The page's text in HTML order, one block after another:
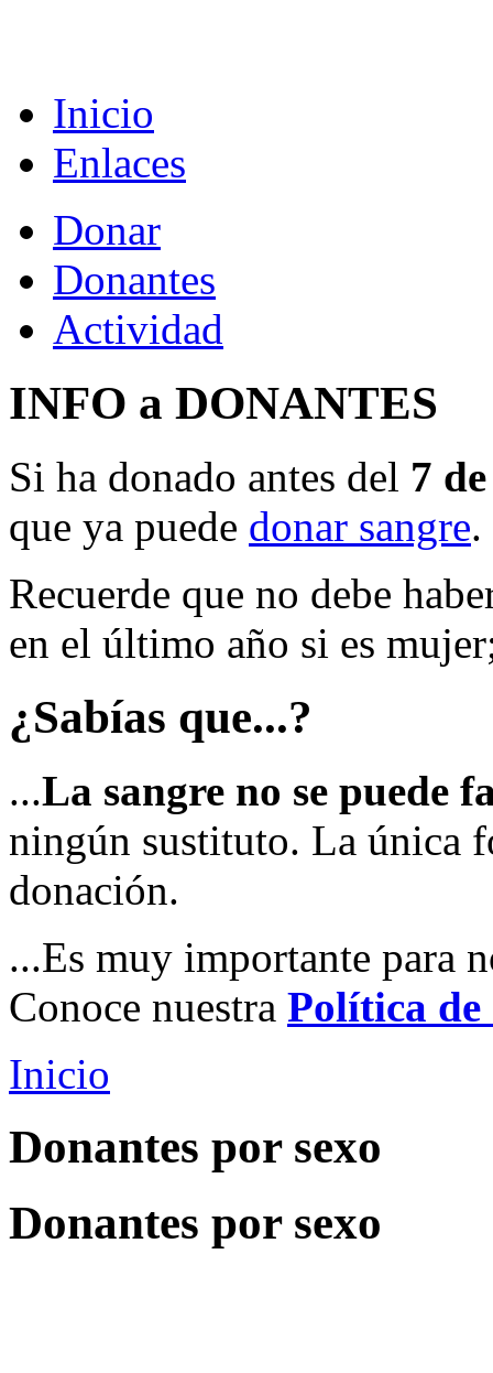
Inicio
Enlaces
Donar
Donantes
Actividad
INFO a DONANTES
Si ha donado antes del 7
que ya puede donar sangre.
Recuerde que no debe
en el último año si es
¿Sabías que...?
...La sangre no se puede
ningún sustituto. La única
donación.
...Es muy importante para
Conoce nuestra Política
Inicio
Donantes por sexo
Donantes por sexo